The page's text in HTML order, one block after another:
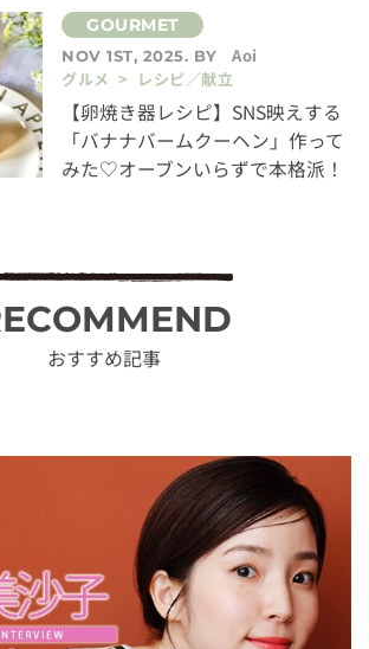
NOV 1ST, 2025. BY
Aoi
グルメ > レシピ／献立
【卵焼き器レシピ】SNS映えする
「バナナバームクーヘン」作って
みた♡オーブンいらずで本格派！
おすすめ記事